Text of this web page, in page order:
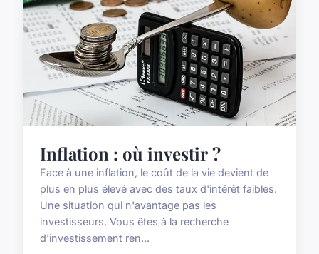
Inflation : où investir ?
Face à une inflation, le coût de la vie devient de
plus en plus élevé avec des taux d'intérêt faibles.
Une situation qui n'avantage pas les
investisseurs. Vous êtes à la recherche
d'investissement ren...